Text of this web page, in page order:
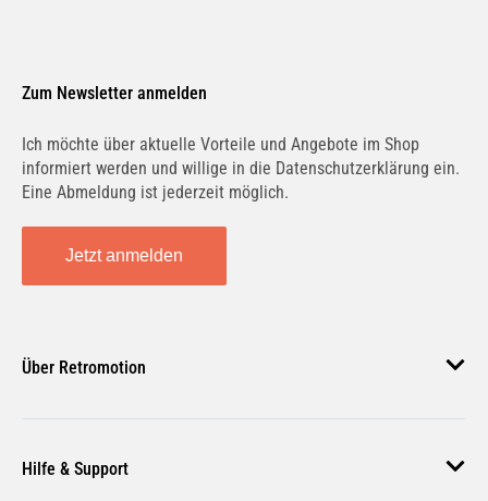
Zum Newsletter anmelden
Ich möchte über aktuelle Vorteile und Angebote im Shop
informiert werden und willige in die Datenschutzerklärung ein.
Eine Abmeldung ist jederzeit möglich.
Jetzt anmelden
Über Retromotion
Unsere Jobs
Hilfe & Support